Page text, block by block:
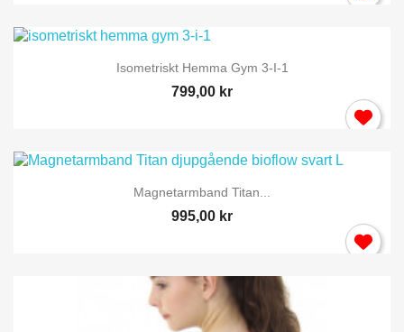
Isometriskt Hemma Gym 3-I-1
799,00 kr
Magnetarmband Titan...
995,00 kr